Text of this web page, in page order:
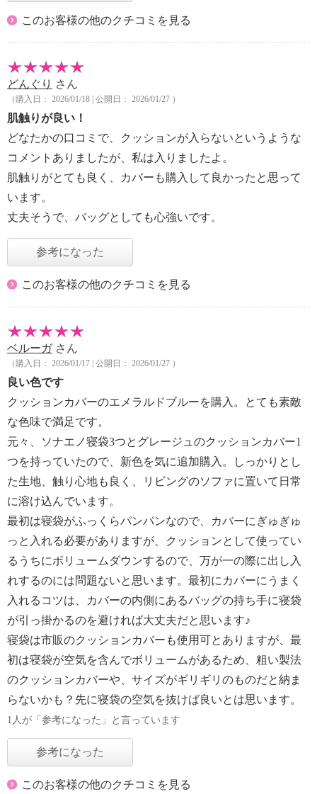
このお客様の他のクチコミを見る
どんぐり さん
（購入日： 2026/01/18 | 公開日： 2026/01/27 ）
肌触りが良い！
どなたかの口コミで、クッションが入らないというような
コメントありましたが、私は入りましたよ。
肌触りがとても良く、カバーも購入して良かったと思って
います。
丈夫そうで、バッグとしても心強いです。
参考になった
このお客様の他のクチコミを見る
ベルーガさん
（購入日： 2026/01/17 | 公開日： 2026/01/27 ）
良い色です
クッションカバーのエメラルドブルーを購入。とても素敵
な色味で満足です。
元々、ソナエノ寝袋3つとグレージュのクッションカバー1
つを持っていたので、新色を気に追加購入。しっかりとし
た生地、触り心地も良く、リビングのソファに置いて日常
に溶け込んでいます。
最初は寝袋がふっくらパンパンなので、カバーにぎゅぎゅ
っと入れる必要がありますが、クッションとして使ってい
るうちにボリュームダウンするので、万が一の際に出し入
れするのには問題ないと思います。最初にカバーにうまく
入れるコツは、カバーの内側にあるバッグの持ち手に寝袋
が引っ掛かるのを避ければ大丈夫だと思います♪
寝袋は市販のクッションカバーも使用可とありますが、最
初は寝袋が空気を含んでボリュームがあるため、粗い製法
のクッションカバーや、サイズがギリギリのものだと納ま
らないかも？先に寝袋の空気を抜けば良いとは思います。
1人が「参考になった」と言っています
参考になった
このお客様の他のクチコミを見る